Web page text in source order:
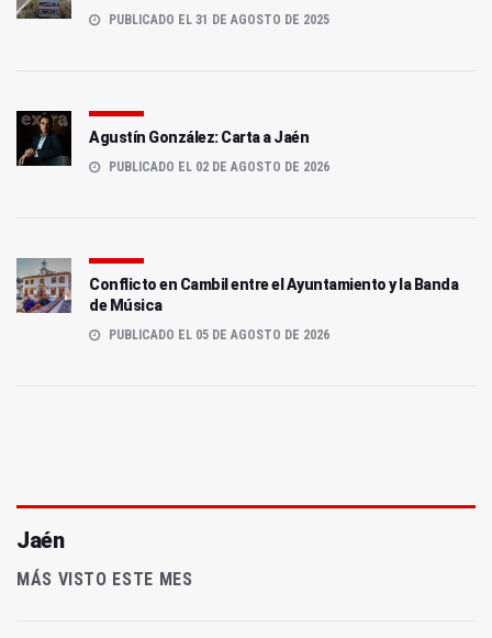
PUBLICADO EL 31 DE AGOSTO DE 2025
Agustín González: Carta a Jaén
PUBLICADO EL 02 DE AGOSTO DE 2026
Conflicto en Cambil entre el Ayuntamiento y la Banda
de Música
PUBLICADO EL 05 DE AGOSTO DE 2026
Jaén
MÁS VISTO ESTE MES